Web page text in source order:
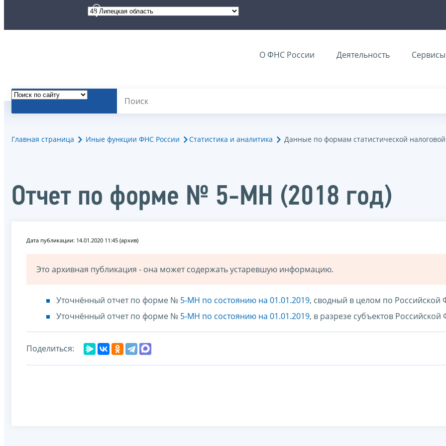
О ФНС России Деятельность Сервисы
Главная страница Иные функции ФНС России Статистика и аналитика Данные по формам статистической налоговой
Отчет по форме № 5-МН (2018 год)
Дата публикации: 14.01.2020 11:45 (архив)
Это архивная публикация - она может содержать устаревшую информацию.
Уточнённый отчет по форме № 5-МН по состоянию на 01.01.2019, сводный в целом по Российской
Уточнённый отчет по форме № 5-МН по состоянию на 01.01.2019, в разрезе субъектов
Поделиться: